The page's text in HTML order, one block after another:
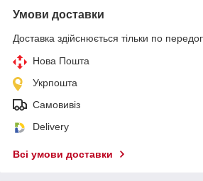
Умови доставки
Доставка здійснюється тільки по
Нова Пошта
Укрпошта
Самовивіз
Delivery
Всі умови доставки